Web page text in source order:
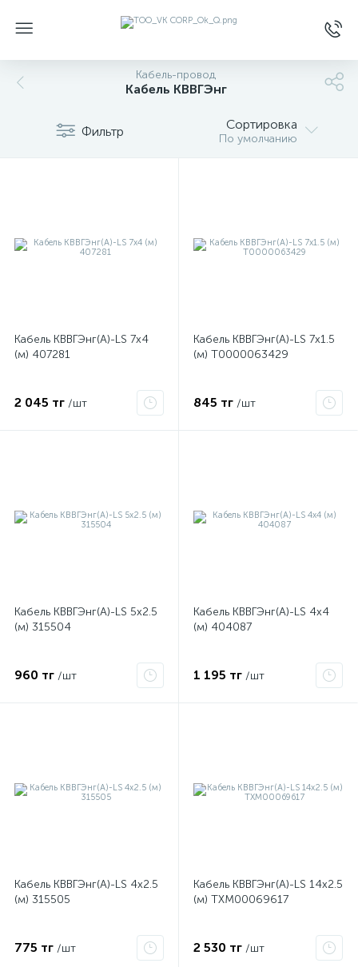
Кабель-провод
Кабель КВВГЭнг
Фильтр Сортировка
По умолчанию
Кабель КВВГЭнг(А)-LS 7х4
(м) 407281
2 045 тг /шт
Кабель КВВГЭнг(А)-LS 7х1.5
(м) Т0000063429
845 тг /шт
Кабель КВВГЭнг(А)-LS 5х2.5
(м) 315504
960 тг /шт
Кабель КВВГЭнг(А)-LS 4х4
(м) 404087
1 195 тг /шт
Кабель КВВГЭнг(А)-LS 4х2.5
(м) 315505
775 тг /шт
Кабель КВВГЭнг(А)-LS 14х2.5
(м) ТХМ00069617
2 530 тг /шт